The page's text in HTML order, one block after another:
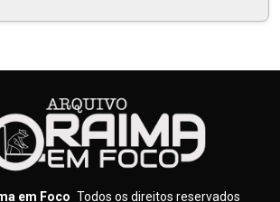
em Foco Todos os direitos reservados